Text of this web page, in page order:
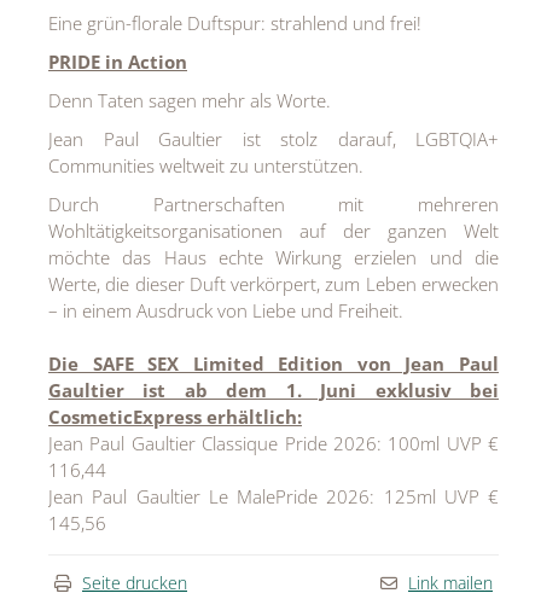
Eine grün-florale Duftspur: strahlend und frei!
PRIDE in Action
Denn Taten sagen mehr als Worte.
Jean Paul Gaultier ist stolz darauf, LGBTQIA+
Communities weltweit zu unterstützen.
Durch Partnerschaften mit mehreren
Wohltätigkeitsorganisationen auf der ganzen Welt
möchte das Haus echte Wirkung erzielen und die
Werte, die dieser Duft verkörpert, zum Leben erwecken
– in einem Ausdruck von Liebe und Freiheit.
Die SAFE SEX Limited Edition von Jean Paul
Gaultier ist ab dem 1. Juni exklusiv bei
CosmeticExpress erhältlich:
Jean Paul Gaultier Classique Pride 2026: 100ml UVP €
116,44
Jean Paul Gaultier Le MalePride 2026: 125ml UVP €
145,56
Seite drucken Link mailen